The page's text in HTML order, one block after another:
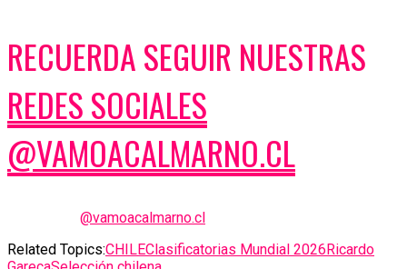
RECUERDA SEGUIR NUESTRAS
REDES SOCIALES
@VAMOACALMARNO.CL
@vamoacalmarno.cl
Related Topics:CHILEClasificatorias Mundial 2026Ricardo